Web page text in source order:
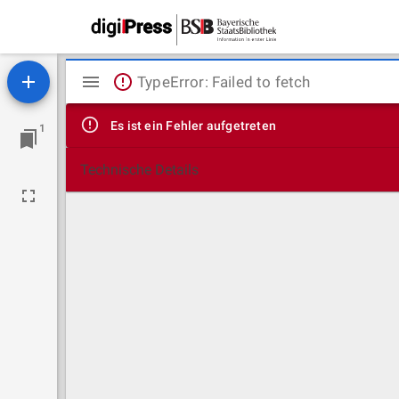
1
Mirador
Viewer
TypeError: Failed to fetch
Es ist ein Fehler aufgetreten
Technische Details